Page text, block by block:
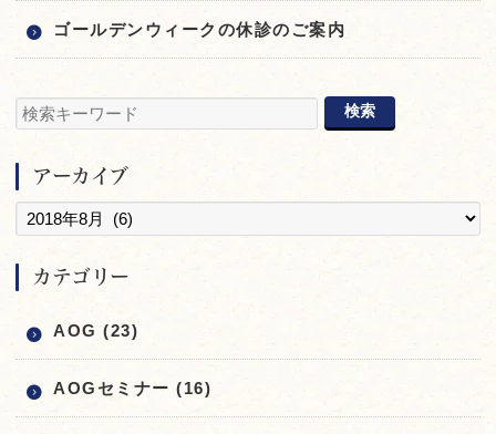
ゴールデンウィークの休診のご案内
アーカイブ
カテゴリー
AOG (23)
AOGセミナー (16)